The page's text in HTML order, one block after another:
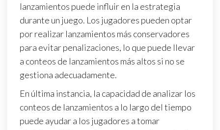
lanzamientos puede influir en la estrategia
durante un juego. Los jugadores pueden optar
por realizar lanzamientos más conservadores
para evitar penalizaciones, lo que puede llevar
a conteos de lanzamientos más altos si no se
gestiona adecuadamente.
En última instancia, la capacidad de analizar los
conteos de lanzamientos a lo largo del tiempo
puede ayudar a los jugadores a tomar